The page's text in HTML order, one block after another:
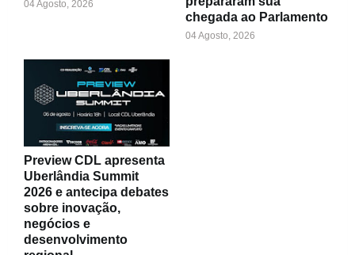
04 Agosto, 2026
chegada ao Parlamento
04 Agosto, 2026
Preview CDL apresenta
Uberlândia Summit
2026 e antecipa debates
sobre inovação,
negócios e
desenvolvimento